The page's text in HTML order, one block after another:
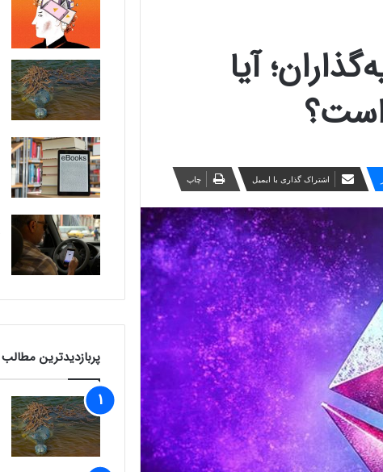
آیا
اشتراک گذاری با ایمیل چاپ
پربازدیدترین مطالب